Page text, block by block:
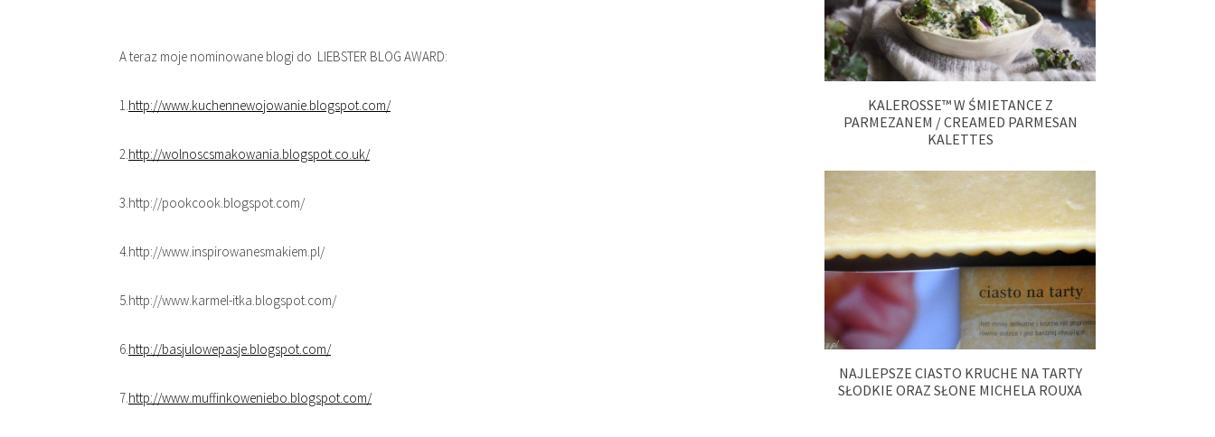
A teraz moje nominowane blogi do LIEBSTER BLOG AWARD:
1.http://www.kuchennewojowanie.blogspot.com/
2.http://wolnoscsmakowania.blogspot.co.uk/
3.http://pookcook.blogspot.com/
4.http://www.inspirowanesmakiem.pl/
5.http://www.karmel-itka.blogspot.com/
6.http://basjulowepasje.blogspot.com/
7.http://www.muffinkoweniebo.blogspot.com/
KALEROSSE™ W ŚMIETANCE Z
PARMEZANEM / CREAMED PARMESAN
KALETTES
NAJLEPSZE CIASTO KRUCHE NA TARTY
SŁODKIE ORAZ SŁONE MICHELA ROUXA